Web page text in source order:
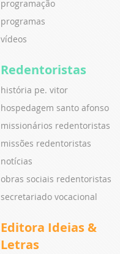
programação
programas
vídeos
Redentoristas
história pe. vitor
hospedagem santo afonso
missionários redentoristas
missões redentoristas
notícias
obras sociais redentoristas
secretariado vocacional
Editora Ideias &
Letras